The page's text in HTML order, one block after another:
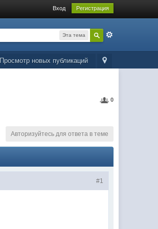
Вход Регистрация
Эта тема
Просмотр новых публикаций
0
Авторизуйтесь для ответа в теме
#1